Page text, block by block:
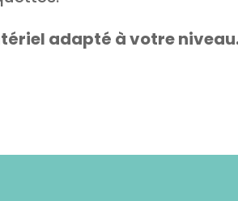
adapté à votre